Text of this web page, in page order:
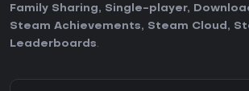
Family Sharing, Single-player,
Steam Achievements, Steam Cloud ,
Leaderboards.